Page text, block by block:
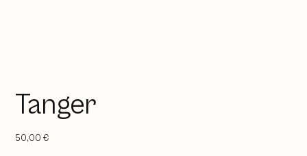
Tanger
Prix
50,00 €